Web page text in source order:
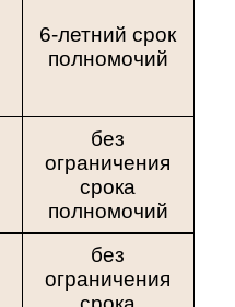
6-летний срок
полномочий
без
ограничения
срока
полномочий
без
ограничения